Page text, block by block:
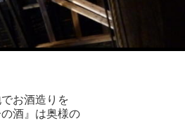
お酒造りを
酒』は奥様の